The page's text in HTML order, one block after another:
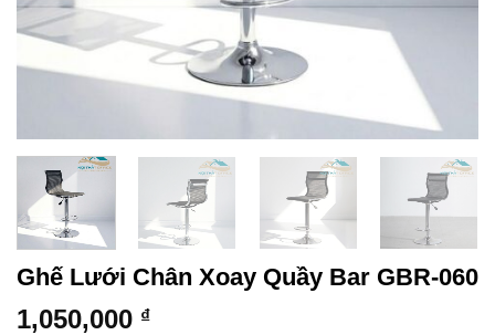
Ghế Lưới Chân Xoay Quầy Bar GBR-060
1,050,000 ₫